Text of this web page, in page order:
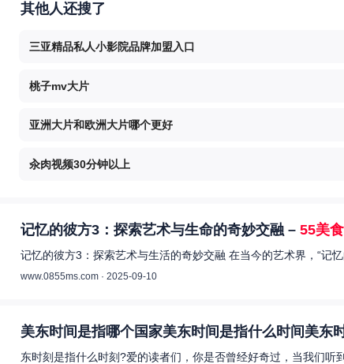
其他人还搜了
三亚精品私人小影院品牌加盟入口
桃子mv大片
亚洲大片和欧洲大片哪个更好
汆肉视频30分钟以上
记忆的彼方3：探索艺术与生命的奇妙交融 – 55美
记忆的彼方3：探索艺术与生活的奇妙交融 在当今的艺术界，“记
www.0855ms.com · 2025-09-10
美东时间是指哪个国家美东时间是指什么时间美东
东时刻是指什么时刻?爱的读者们，你是否曾经好奇过，当我们听